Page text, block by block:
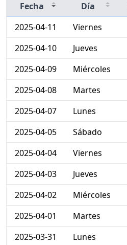
Fecha Día
2025-04-11
Viernes
2025-04-10
Jueves
2025-04-09
Miércoles
2025-04-08
Martes
2025-04-07
Lunes
2025-04-05
Sábado
2025-04-04
Viernes
2025-04-03
Jueves
2025-04-02
Miércoles
2025-04-01
Martes
2025-03-31
Lunes